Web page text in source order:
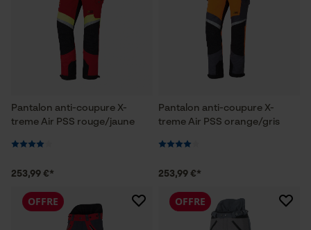
Pantalon anti-coupure X-
treme Air PSS rouge/jaune
253,99 €*
Pantalon anti-coupure X-
treme Air PSS orange/gris
253,99 €*
OFFRE OFFRE